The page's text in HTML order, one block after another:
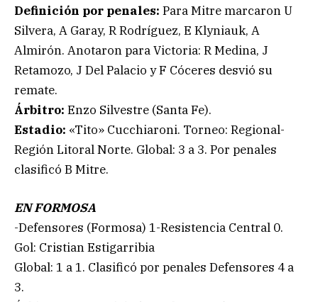
Definición por penales: Para Mitre marcaron U
Silvera, A Garay, R Rodríguez, E Klyniauk, A
Almirón. Anotaron para Victoria: R Medina, J
Retamozo, J Del Palacio y F Cóceres desvió su
remate.
Árbitro: Enzo Silvestre (Santa Fe).
Estadio: «Tito» Cucchiaroni. Torneo: Regional-
Región Litoral Norte. Global: 3 a 3. Por penales
clasificó B Mitre.
EN FORMOSA
-Defensores (Formosa) 1-Resistencia Central 0.
Gol: Cristian Estigarribia
Global: 1 a 1. Clasificó por penales Defensores 4 a
3.